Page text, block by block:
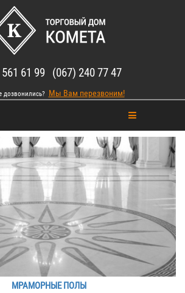
61 99 (067) 240 77 47
дозвонились? Мы Вам перезвоним!
МРАМОРНЫЕ ПОЛЫ